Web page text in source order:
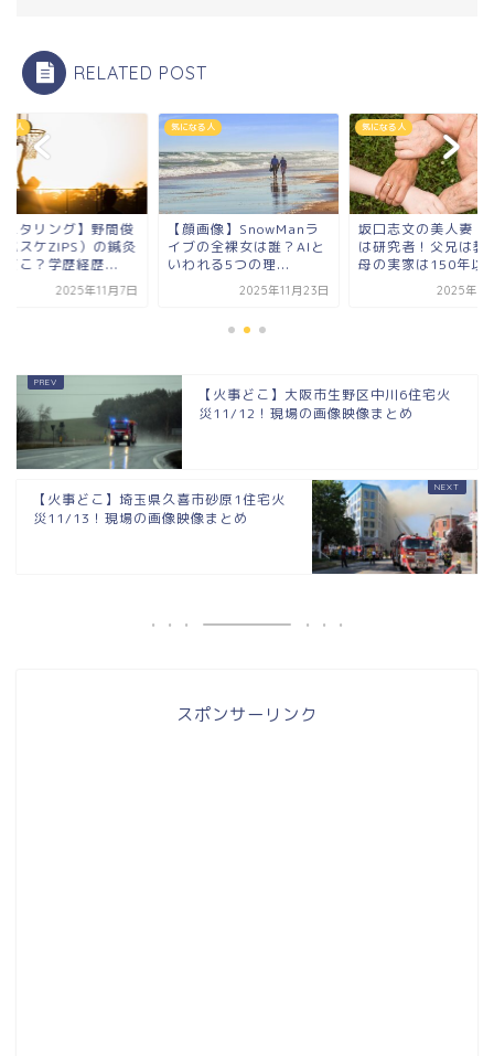
RELATED POST
る人
ニタリング】野間俊
バスケZIPS）の鍼灸
どこ？学歴経歴...
2025年11月7日
気になる人
【顔画像】SnowManラ
イブの全裸女は誰？AIと
いわれる5つの理...
2025年11月23日
気になる人
坂口志文の美人妻・
は研究者！父兄は教
母の実家は150年以
2025年10
【火事どこ】大阪市生野区中川6住宅火
災11/12！現場の画像映像まとめ
【火事どこ】埼玉県久喜市砂原1住宅火
災11/13！現場の画像映像まとめ
スポンサーリンク